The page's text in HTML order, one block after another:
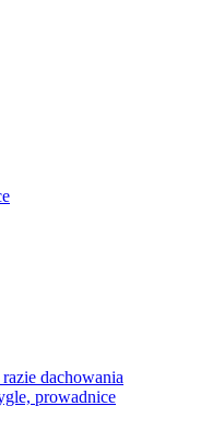
dachowania
prowadnice